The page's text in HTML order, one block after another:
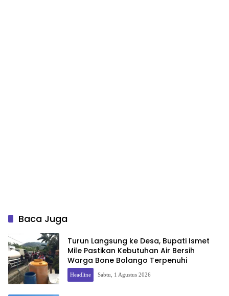
Baca Juga
Turun Langsung ke Desa, Bupati Ismet
Mile Pastikan Kebutuhan Air Bersih
Warga Bone Bolango Terpenuhi
Headline Sabtu, 1 Agustus 2026